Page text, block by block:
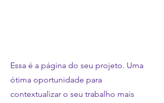
Essa é a página do seu projeto. Uma
ótima oportunidade para
contextualizar o seu trabalho mais